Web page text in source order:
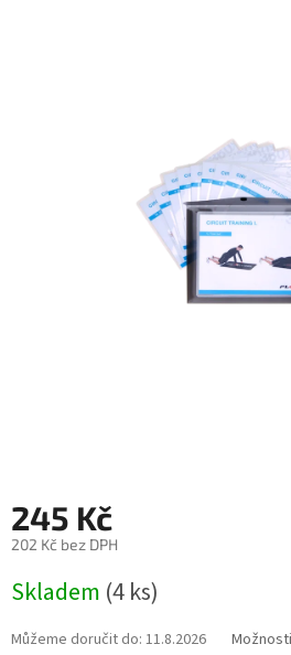
245 Kč
202 Kč bez DPH
cena:
Skladem (4 ks)
Můžeme doručit do: 11.8.2026